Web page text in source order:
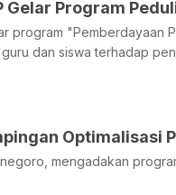
program "Pemberdayaan
dan siswa terhadap
Optimalisasi
mengadakan